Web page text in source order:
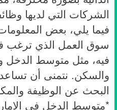
الشركات التي لديها
فيما يلي، بعض
سوق العمل الذي
فيه، مثل متوسط الدخل
والسكن. نتمنى أن
البحث عن الوظيفة
*متوسط الدخل في